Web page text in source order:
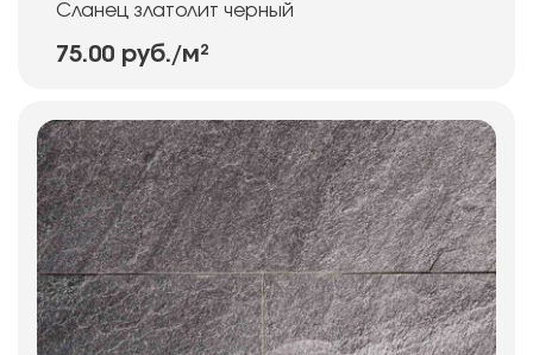
Сланец златолит черный
75.00 руб./м²